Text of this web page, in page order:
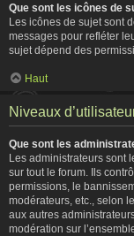
Que sont les icônes de
Les icônes de sujet sont
messages pour refléter
sujet dépend des
Haut
Niveaux
Que sont les
Les administrateurs sont
sur tout le forum. Ils
permissions, le
modérateurs, etc., selon
aux autres
modération sur